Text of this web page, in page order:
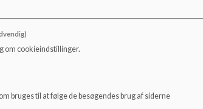
om cookieindstillinger.
bruges til at følge de besøgendes brug af siderne